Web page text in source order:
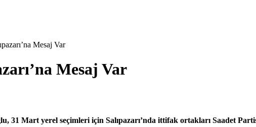
Mesaj Var
Mesaj Var
31 Mart yerel seçimleri için Salıpazarı’nda ittifak ortakları Saadet